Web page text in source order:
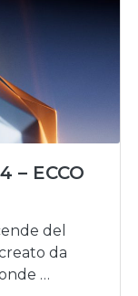
– ECCO
del
da
…